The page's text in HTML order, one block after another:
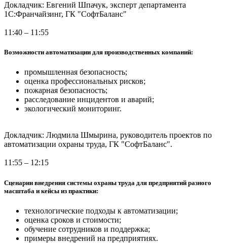
Докладчик: Евгений Шпачук, эксперт департамента
1С:Франчайзинг, ГК "СофтБаланс"
11:40 – 11:55
Возможности автоматизации для производственных компаний:
промышленная безопасность;
оценка профессиональных рисков;
пожарная безопасность;
расследование инцидентов и аварий;
экологический мониторинг.
Докладчик: Людмила Шмырина, руководитель проектов по
автоматизации охраны труда, ГК "СофтБаланс".
11:55 – 12:15
Сценарии внедрения системы охраны труда для предприятий разного
масштаба и кейсы из практики:
технологические подходы к автоматизации;
оценка сроков и стоимости;
обучение сотрудников и поддержка;
примеры внедрений на предприятиях.